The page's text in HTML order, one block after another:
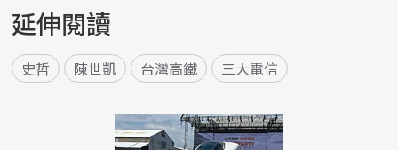
延伸閱讀
史哲 陳世凱 台灣高鐵 三大電信